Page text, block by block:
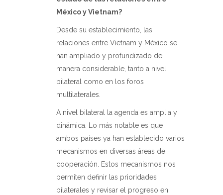
México y Vietnam?
Desde su establecimiento, las
relaciones entre Vietnam y México se
han ampliado y profundizado de
manera considerable, tanto a nivel
bilateral como en los foros
multilaterales.
A nivel bilateral la agenda es amplia y
dinámica. Lo más notable es que
ambos países ya han establecido varios
mecanismos en diversas áreas de
cooperación. Estos mecanismos nos
permiten definir las prioridades
bilaterales y revisar el progreso en